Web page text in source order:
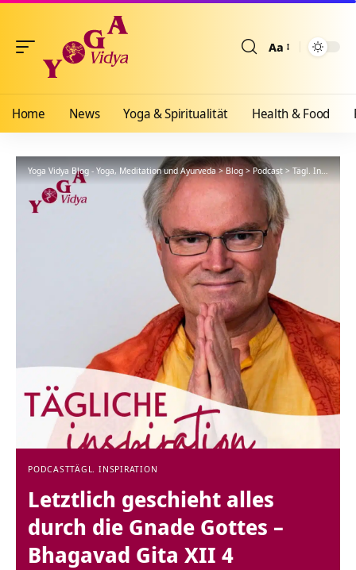
Aa
Home News Yoga & Spiritualität Health & Food
Yoga Vidya Blog - Yoga, Meditation und Ayurveda>Blog>Podcast>Tägl. Inspiration
PODCASTTÄGL. INSPIRATION
Letztlich geschieht alles
durch die Gnade Gottes –
Bhagavad Gita XII 4